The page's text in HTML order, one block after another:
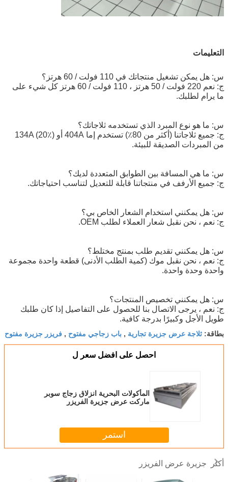
التعليمات
س: هل يمكن تشغيل منتجاتك في 110 فولت / 60 هرتز؟
ج: نعم 220 فولت / 50 هرتز ، 110 فولت / 60 هرتز كل شيء على
ما يرام لطلبك.
س: ما هو نوع المبرد الذي تستخدمه ثلاجاتك؟
ج: جميع ثلاجاتنا (أكثر من 80٪) تستخدم إما 404A أو 134A (20٪)
من المبردات الصديقة للبيئة.
س: ما هي المسافة بين الطوابق المتعددة لديك؟
ج: جميع الأرفف في منتجاتنا قابلة للتعديل لتناسب احتياجاتك.
س: هل يمكنني استخدام الشعار الخاص بي؟
ج: نعم ، نحن نقبل شعار العملاء لطلب OEM.
س: هل يمكنني تقديم طلب بمنتج مختلط؟
ج: نعم ، نحن نقبل موك (كمية الطلب الأدنى) قطعة واحدة مجموعة
واحدة وحدة واحدة.
س: هل يمكنني تخصيص المنتجات؟
ج: نعم ، يرجى الاتصال بنا للحصول على التفاصيل إذا كان طلبك
طويل الأجل وكبيرًا بدرجة كافية.
بطاقة: ثلاجة عرض جزيرة تجارية , باب زجاجي مفتوح , فريزر جزيرة مفتوح
احصل على افضل سعر ل
المأكولات البحرية انزلاق زجاج سوبر
ماركت عرض جزيرة الفريزر
استمر
أكثر جزيرة عرض الفريزر